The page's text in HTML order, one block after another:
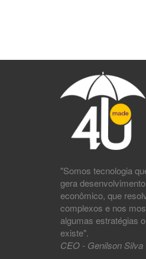
"Somos tecnologia
gera
econômico, que
complexos e nos
algumas estratégias
existe".
CEO - Genilson Silva